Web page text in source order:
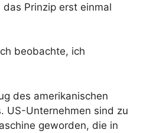
Prinzip erst einmal
beobachte, ich
des amerikanischen
US-Unternehmen sind zu
geworden, die in